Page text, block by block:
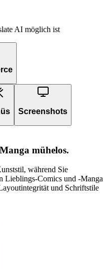
AI möglich ist
Screenshots
mühelos.
während Sie
Lieblings-Comics und -Manga
und Schriftstile